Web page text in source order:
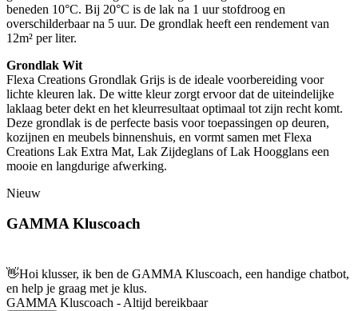
beneden 10°C. Bij 20°C is de lak na 1 uur stofdroog en
overschilderbaar na 5 uur. De grondlak heeft een rendement van
12m² per liter.
Grondlak Wit
Flexa Creations Grondlak Grijs is de ideale voorbereiding voor
lichte kleuren lak. De witte kleur zorgt ervoor dat de uiteindelijke
laklaag beter dekt en het kleurresultaat optimaal tot zijn recht komt.
Deze grondlak is de perfecte basis voor toepassingen op deuren,
kozijnen en meubels binnenshuis, en vormt samen met Flexa
Creations Lak Extra Mat, Lak Zijdeglans of Lak Hoogglans een
mooie en langdurige afwerking.
Nieuw
GAMMA Kluscoach
👋Hoi klusser, ik ben de GAMMA Kluscoach, een handige chatbot,
en help je graag met je klus.
GAMMA Kluscoach - Altijd bereikbaar